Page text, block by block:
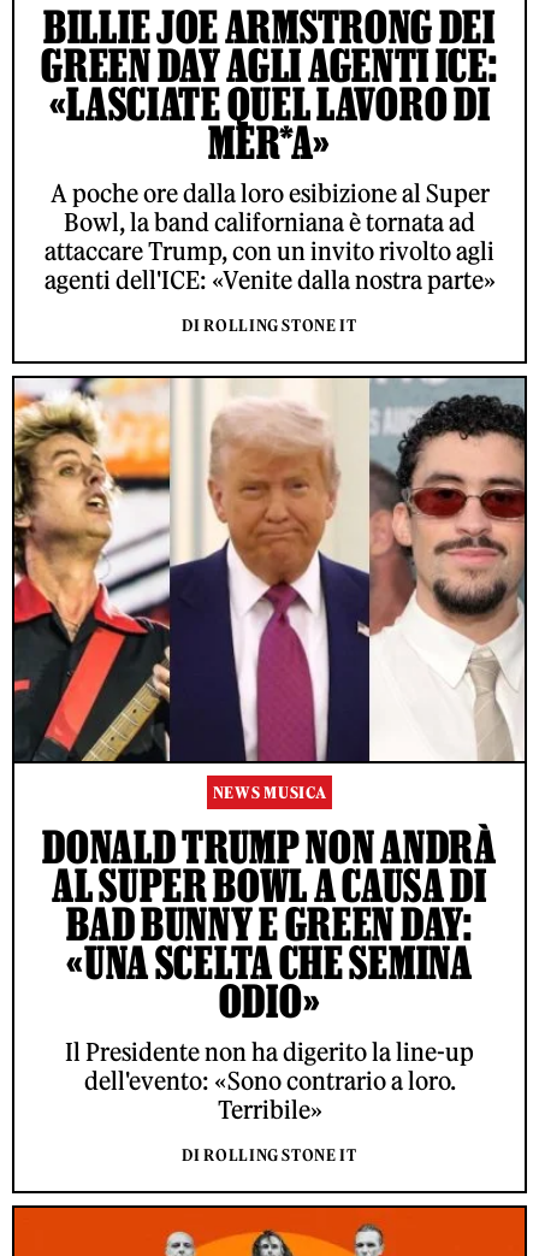
BILLIE JOE ARMSTRONG DEI
GREEN DAY AGLI AGENTI ICE:
«LASCIATE QUEL LAVORO DI
MER*A»
A poche ore dalla loro esibizione al Super
Bowl, la band californiana è tornata ad
attaccare Trump, con un invito rivolto agli
agenti dell'ICE: «Venite dalla nostra parte»
DI ROLLING STONE IT
NEWS MUSICA
DONALD TRUMP NON ANDRÀ
AL SUPER BOWL A CAUSA DI
BAD BUNNY E GREEN DAY:
«UNA SCELTA CHE SEMINA
ODIO»
Il Presidente non ha digerito la line-up
dell'evento: «Sono contrario a loro.
Terribile»
DI ROLLING STONE IT